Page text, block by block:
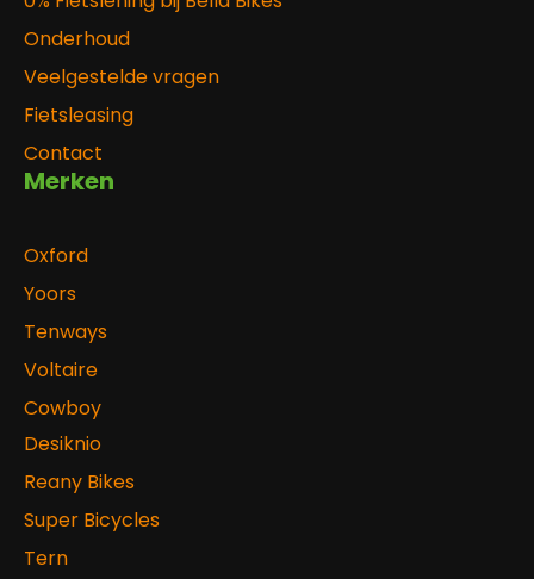
Onderhoud
Veelgestelde vragen
Fietsleasing
Contact
Merken
Oxford
Yoors
Tenways
Voltaire
Cowboy
Desiknio
Reany Bikes
Super Bicycles
Tern